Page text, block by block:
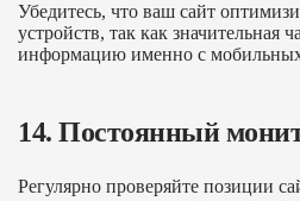
Убедитесь, что ваш сайт
устройств, так как значительная
информацию именно с
14. Постоянный
Регулярно проверяйте позиции